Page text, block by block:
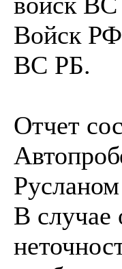
Войск
ВС РБ.
Отчет
В случае